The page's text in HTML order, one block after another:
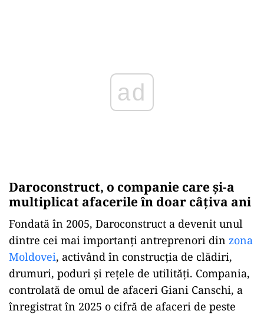
Daroconstruct, o companie care și-a
multiplicat afacerile în doar câțiva ani
Fondată în 2005, Daroconstruct a devenit unul
dintre cei mai importanți antreprenori din zona
Moldovei, activând în construcția de clădiri,
drumuri, poduri și rețele de utilități. Compania,
controlată de omul de afaceri Giani Canschi, a
înregistrat în 2025 o cifră de afaceri de peste